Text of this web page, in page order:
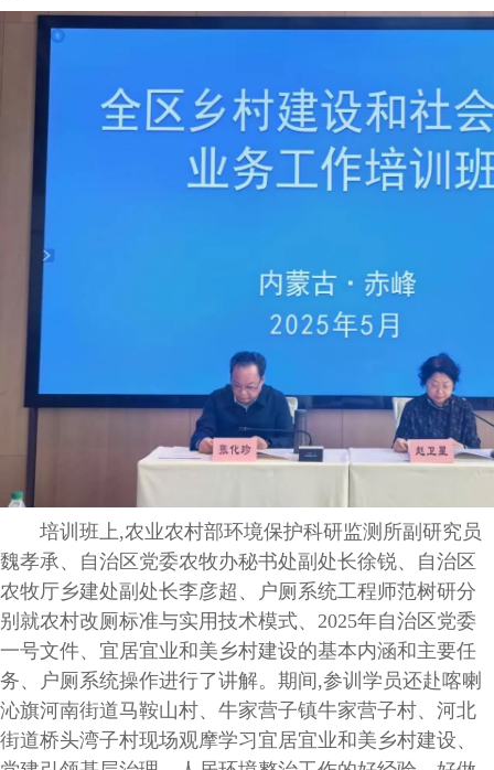
培训班上,农业农村部环境保护科研监测所副研究员
魏孝承、自治区党委农牧办秘书处副处长徐锐、自治区
农牧厅乡建处副处长李彦超、户厕系统工程师范树研分
别就农村改厕标准与实用技术模式、 2025年自治区党委
一号文件、宜居宜业和美乡村建设的基本内涵和主要任
务、户厕系统操作进行了讲解。期间,参训学员还赴喀喇
沁旗河南街道马鞍山村、 牛家营子镇牛家营子村、 河北
街道桥头湾子村现场观摩学习宜居宜业和美乡村建设、